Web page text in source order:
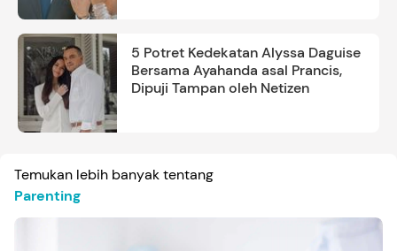
5 Potret Kedekatan Alyssa Daguise
Bersama Ayahanda asal Prancis,
Dipuji Tampan oleh Netizen
Temukan lebih banyak tentang
Parenting